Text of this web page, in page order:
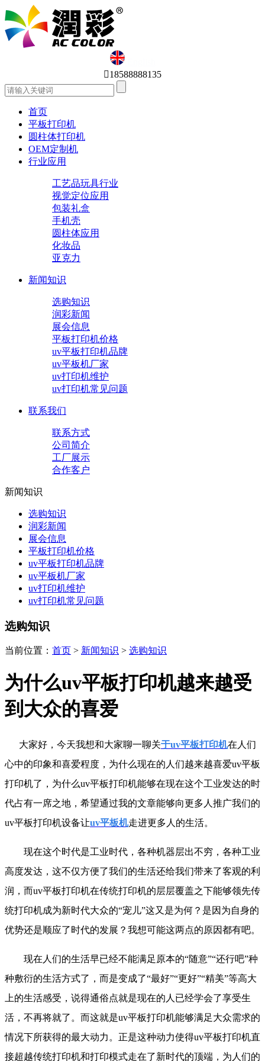
English
18588888135
首页
平板打印机
圆柱体打印机
OEM定制机
行业应用
工艺品玩具行业
视觉定位应用
包装礼盒
手机壳
圆柱体应用
化妆品
亚克力
新闻知识
选购知识
润彩新闻
展会信息
平板打印机价格
uv平板打印机品牌
uv平板机厂家
uv打印机维护
uv打印机常见问题
联系我们
联系方式
公司简介
工厂展示
合作客户
新闻知识
选购知识
润彩新闻
展会信息
平板打印机价格
uv平板打印机品牌
uv平板机厂家
uv打印机维护
uv打印机常见问题
选购知识
当前位置： 首页 > 新闻知识 > 选购知识
为什么uv平板打印机越来越受
到大众的喜爱
大家好，今天我想和大家聊一聊关于uv平板打印机在人们
心中的印象和喜爱程度，为什么现在的人们越来越喜爱uv平板
打印机了，为什么uv平板打印机能够在现在这个工业发达的时
代占有一席之地，希望通过我的文章能够向更多人推广我们的
uv平板打印机设备让uv平板机走进更多人的生活。
现在这个时代是工业时代，各种机器层出不穷，各种工业
高度发达，这不仅方便了我们的生活还给我们带来了客观的利
润，而uv平板打印机在传统打印机的层层覆盖之下能够领先传
统打印机成为新时代大众的“宠儿”这又是为何？是因为自身的
优势还是顺应了时代的发展？我想可能这两点的原因都有吧。
现在人们的生活早已经不能满足原本的“随意”“还行吧”种
种敷衍的生活方式了，而是变成了“最好”“更好”“精美”等高大
上的生活感受，说得通俗点就是现在的人已经学会了享受生
活，不再将就了。而这就是uv平板打印机能够满足大众需求的
情况下所获得的最大动力。正是这种动力使得uv平板打印机直
接超越传统打印机和打印模式走在了新时代的顶端，为人们的